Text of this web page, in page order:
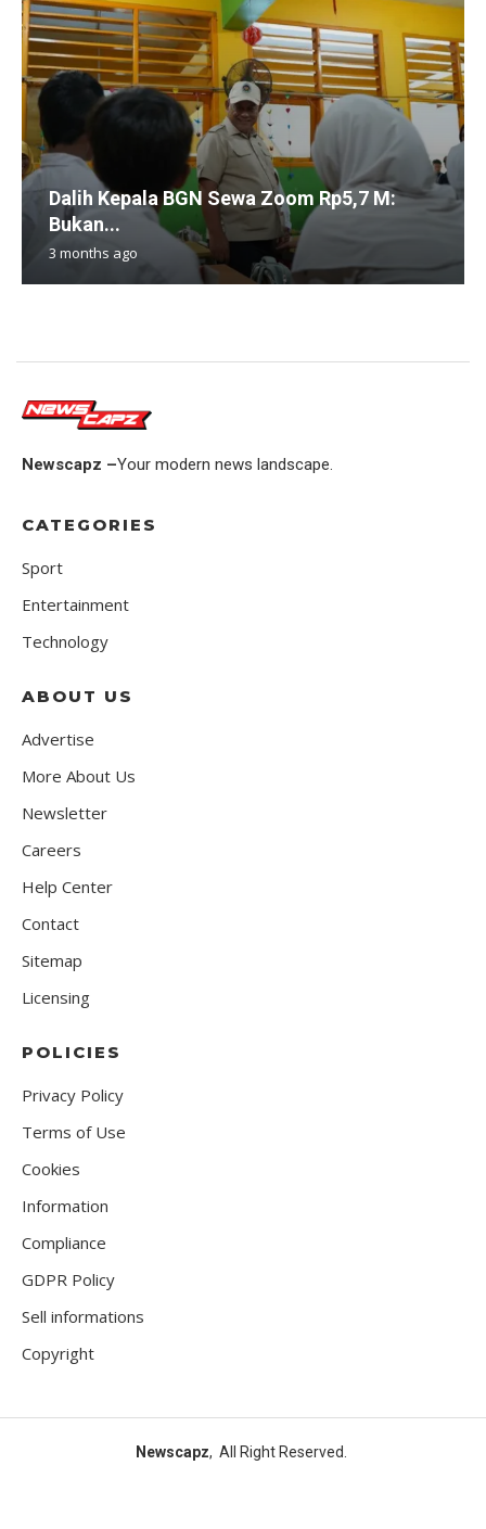
Dalih Kepala BGN Sewa Zoom Rp5,7 M:
Bukan...
3 months ago
Newscapz –Your modern news landscape.
CATEGORIES
Sport
Entertainment
Technology
ABOUT US
Advertise
More About Us
Newsletter
Careers
Help Center
Contact
Sitemap
Licensing
POLICIES
Privacy Policy
Terms of Use
Cookies
Information
Compliance
GDPR Policy
Sell informations
Copyright
Newscapz, All Right Reserved.